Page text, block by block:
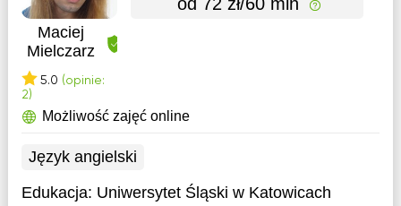
Maciej
Mielczarz
5.0 (opinie:
2)
Możliwość zajęć online
Język angielski
Edukacja: Uniwersytet Śląski w Katowicach